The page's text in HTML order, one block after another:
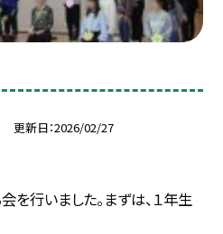
更新日 2026/02/27
会を行いました。まずは、１年生